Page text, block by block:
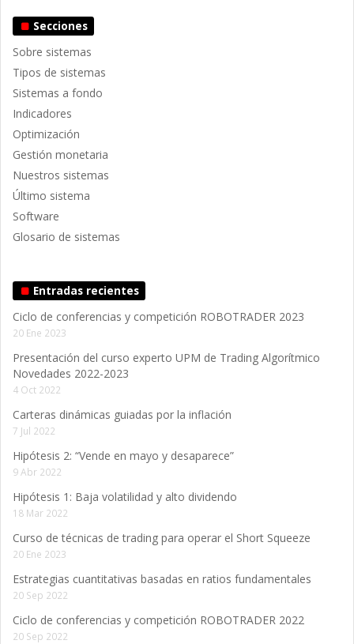
Secciones
Sobre sistemas
Tipos de sistemas
Sistemas a fondo
Indicadores
Optimización
Gestión monetaria
Nuestros sistemas
Último sistema
Software
Glosario de sistemas
Entradas recientes
Ciclo de conferencias y competición ROBOTRADER 2023
20 Ene 2023
Presentación del curso experto UPM de Trading Algorítmico
Novedades 2022-2023
4 Oct 2022
Carteras dinámicas guiadas por la inflación
7 Jul 2022
Hipótesis 2: “Vende en mayo y desaparece”
9 Abr 2022
Hipótesis 1: Baja volatilidad y alto dividendo
18 Mar 2022
Curso de técnicas de trading para operar el Short Squeeze
20 Ene 2023
Estrategias cuantitativas basadas en ratios fundamentales
20 Sep 2022
Ciclo de conferencias y competición ROBOTRADER 2022
20 Sep 2022